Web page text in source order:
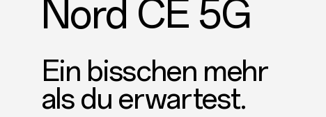
Nord CE 5G
Ein bisschen mehr
als du erwartest.